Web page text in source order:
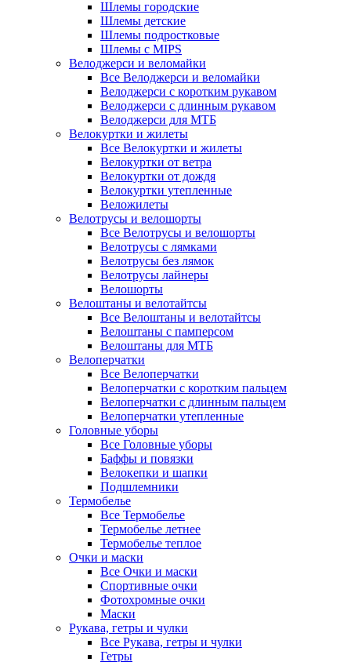
Шлемы городские
Шлемы детские
Шлемы подростковые
Шлемы с MIPS
Велоджерси и веломайки
Все Велоджерси и веломайки
Велоджерси с коротким рукавом
Велоджерси с длинным рукавом
Велоджерси для МТБ
Велокуртки и жилеты
Все Велокуртки и жилеты
Велокуртки от ветра
Велокуртки от дождя
Велокуртки утепленные
Веложилеты
Велотрусы и велошорты
Все Велотрусы и велошорты
Велотрусы с лямками
Велотрусы без лямок
Велотрусы лайнеры
Велошорты
Велоштаны и велотайтсы
Все Велоштаны и велотайтсы
Велоштаны с памперсом
Велоштаны для МТБ
Велоперчатки
Все Велоперчатки
Велоперчатки с коротким пальцем
Велоперчатки с длинным пальцем
Велоперчатки утепленные
Головные уборы
Все Головные уборы
Баффы и повязки
Велокепки и шапки
Подшлемники
Термобелье
Все Термобелье
Термобелье летнее
Термобелье теплое
Очки и маски
Все Очки и маски
Спортивные очки
Фотохромные очки
Маски
Рукава, гетры и чулки
Все Рукава, гетры и чулки
Гетры